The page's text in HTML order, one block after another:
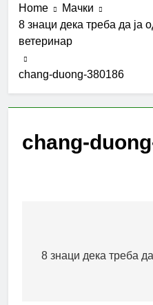
Home
Мачки
8 знаци дека треба да ја
ветеринар
chang-duong-380186
chang-
navigation
8 знаци дека треба